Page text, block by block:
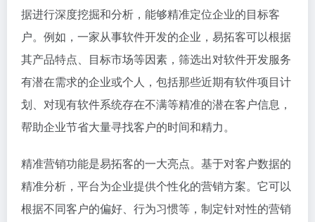
据进行深度挖掘和分析，能够精准定位企业的目标客
户。例如，一家从事软件开发的企业，易拓客可以根据
其产品特点、目标市场等因素，筛选出对软件开发服务
有潜在需求的企业或个人，包括那些近期有软件项目计
划、对现有软件系统存在不满等精准的潜在客户信息，
帮助企业节省大量寻找客户的时间和精力。
精准营销功能是易拓客的一大亮点。基于对客户数据的
精准分析，平台为企业提供个性化的营销方案。它可以
根据不同客户的偏好、行为习惯等，制定针对性的营销